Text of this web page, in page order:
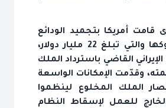
قامت أمريكا بتجميد الودائع
الإيرانية في بنوكها والتي تبلغ 22 مليار دولار،
القاضي باسترداد الملك
وقدّمت الإمكانات الواسعة
الملك المخلوع لينظموا
للعمل لإسقاط النظام